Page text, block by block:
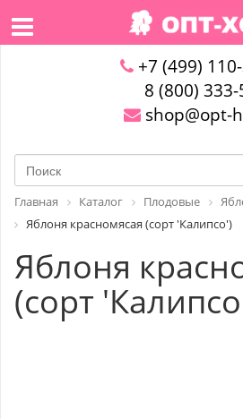
+7 (499)
8 (800)
shop@opt-
Главная Каталог Плодовые
Яблоня красномясая (сорт 'Калипсо')
Яблоня
(сорт